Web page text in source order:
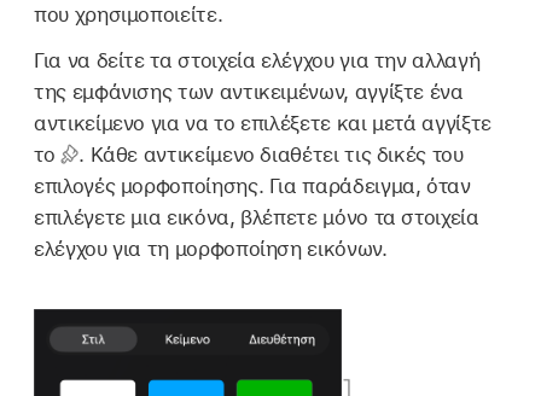
που χρησιμοποιείτε.
Για να δείτε τα στοιχεία ελέγχου για την αλλαγή
της εμφάνισης των αντικειμένων, αγγίξτε ένα
αντικείμενο για να το επιλέξετε και μετά αγγίξτε
το
. Κάθε αντικείμενο διαθέτει τις δικές του
επιλογές μορφοποίησης. Για παράδειγμα, όταν
επιλέγετε μια εικόνα, βλέπετε μόνο τα στοιχεία
ελέγχου για τη μορφοποίηση εικόνων.